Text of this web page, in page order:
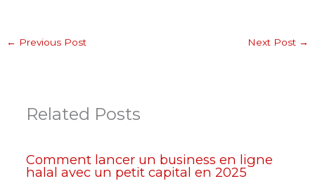
← Previous Post Next Post →
Related Posts
Comment lancer un business en ligne
halal avec un petit capital en 2025